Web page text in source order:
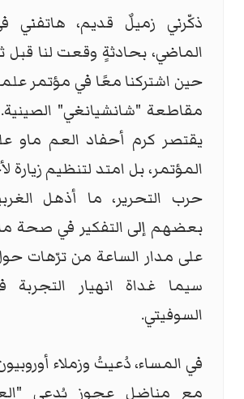
ذكّرني زميلٌ قديم، هاتفني
الماضي، بحادثةٍ وقعت لنا قبل
حين اشتركنا معًا في مؤتمر
مقاطعة "شانشيانغي"
يقتصر كرم أحفاد العم ماو
المؤتمر، بل امتد لتنظيم
حرب التحرير، ما أذهل
بعضهم إلى التفكير في صحة
على مدار الساعة من ترّهات
سيما غداة انهيار التجربة
السوفيتي.
في المساء، دُعيتُ وزملاء
مع مناضلٍ عجوز يُدعى